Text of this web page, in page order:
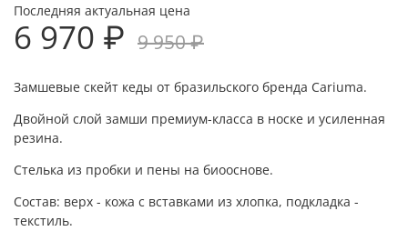
Последняя актуальная цена
6 970 ₽ 9 950 ₽
Замшевые скейт кеды от бразильского бренда Cariuma.
Двойной слой замши премиум-класса в носке и усиленная
резина.
Стелька из пробки и пены на биооснове.
Состав: верх - кожа с вставками из хлопка, подкладка -
текстиль.